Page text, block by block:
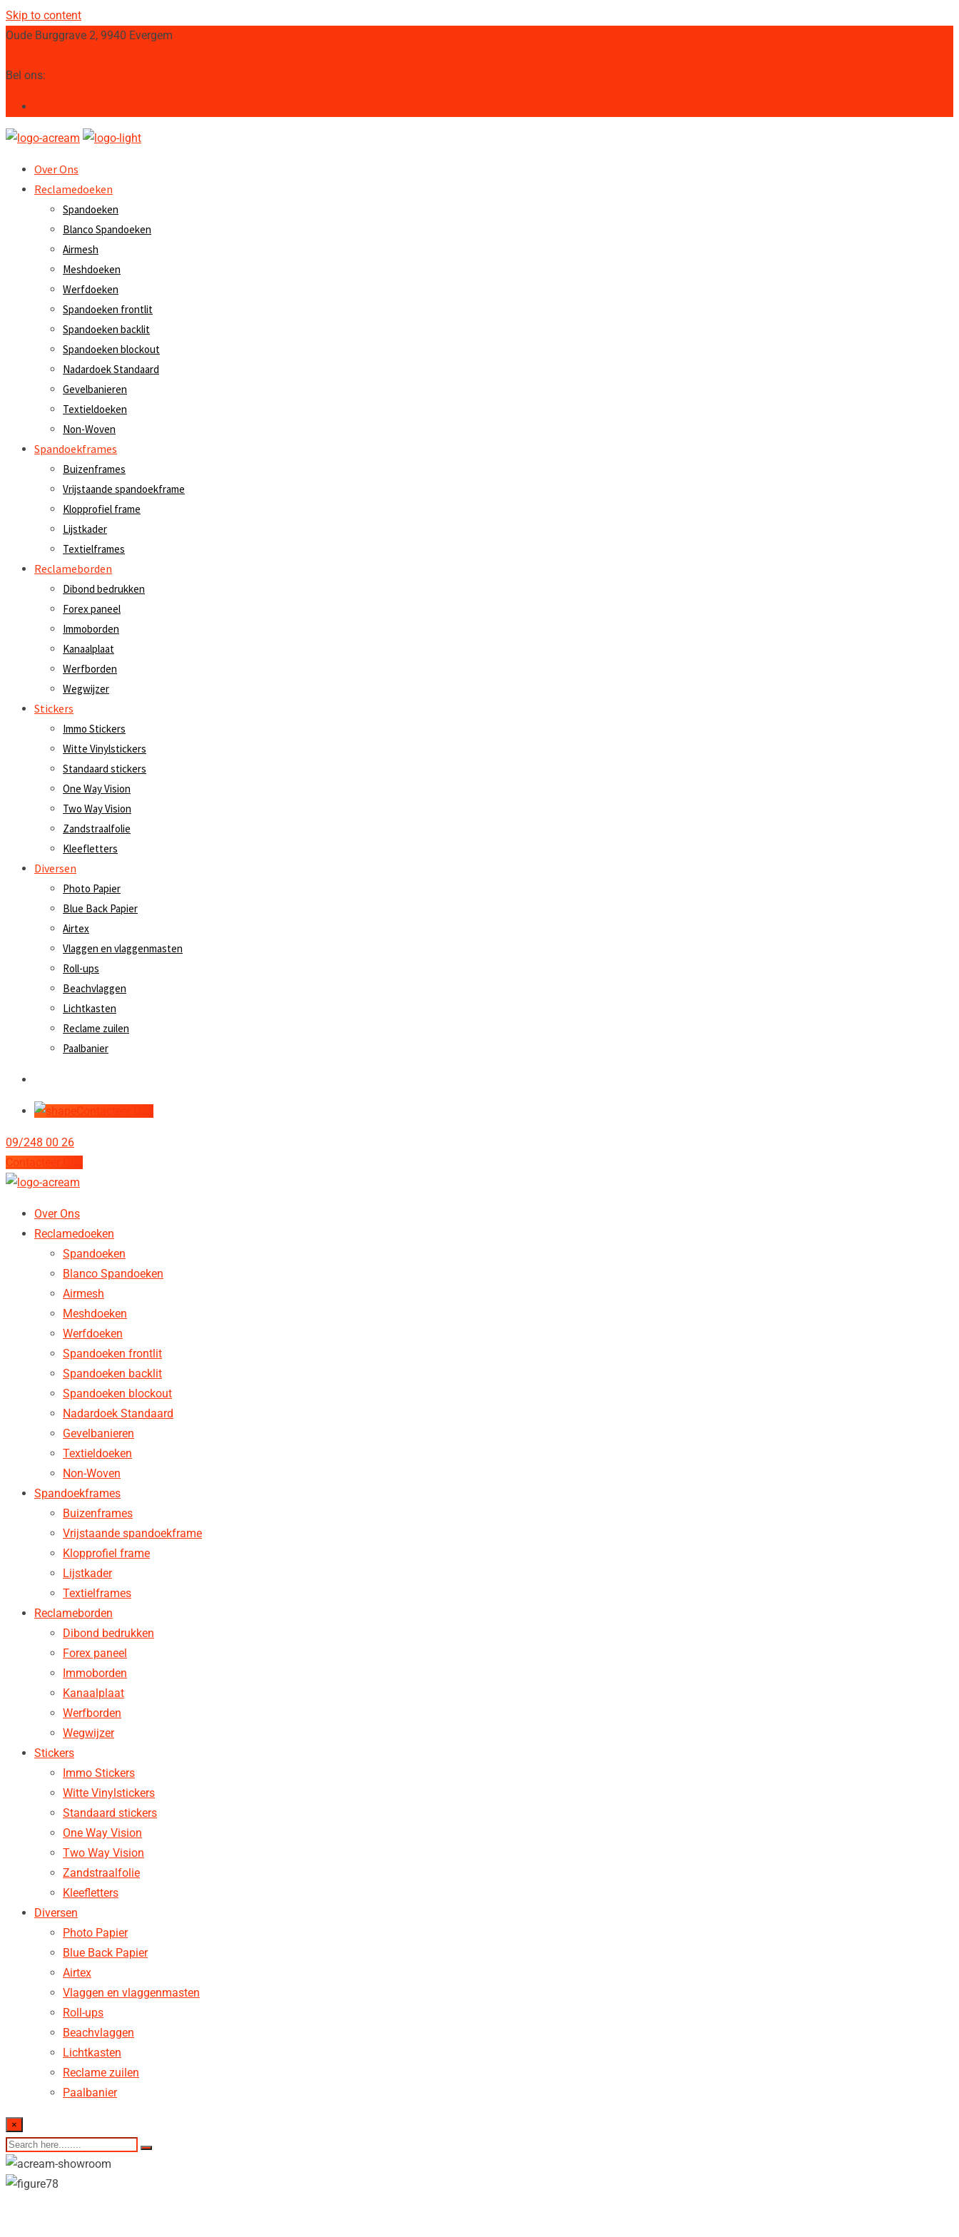
Skip to content
Oude Burggrave 2, 9940 Evergem
Bel ons:
Over Ons
Reclamedoeken
Spandoeken
Blanco Spandoeken
Airmesh
Meshdoeken
Werfdoeken
Spandoeken frontlit
Spandoeken backlit
Spandoeken blockout
Nadardoek Standaard
Gevelbanieren
Textieldoeken
Non-Woven
Spandoekframes
Buizenframes
Vrijstaande spandoekframe
Klopprofiel frame
Lijstkader
Textielframes
Reclameborden
Dibond bedrukken
Forex paneel
Immoborden
Kanaalplaat
Werfborden
Wegwijzer
Stickers
Immo Stickers
Witte Vinylstickers
Standaard stickers
One Way Vision
Two Way Vision
Zandstraalfolie
Kleefletters
Diversen
Photo Papier
Blue Back Papier
Airtex
Vlaggen en vlaggenmasten
Roll-ups
Beachvlaggen
Lichtkasten
Reclame zuilen
Paalbanier
Contacteer Ons
09/248 00 26
Contacteer Ons
Over Ons
Reclamedoeken
Spandoeken
Blanco Spandoeken
Airmesh
Meshdoeken
Werfdoeken
Spandoeken frontlit
Spandoeken backlit
Spandoeken blockout
Nadardoek Standaard
Gevelbanieren
Textieldoeken
Non-Woven
Spandoekframes
Buizenframes
Vrijstaande spandoekframe
Klopprofiel frame
Lijstkader
Textielframes
Reclameborden
Dibond bedrukken
Forex paneel
Immoborden
Kanaalplaat
Werfborden
Wegwijzer
Stickers
Immo Stickers
Witte Vinylstickers
Standaard stickers
One Way Vision
Two Way Vision
Zandstraalfolie
Kleefletters
Diversen
Photo Papier
Blue Back Papier
Airtex
Vlaggen en vlaggenmasten
Roll-ups
Beachvlaggen
Lichtkasten
Reclame zuilen
Paalbanier
×